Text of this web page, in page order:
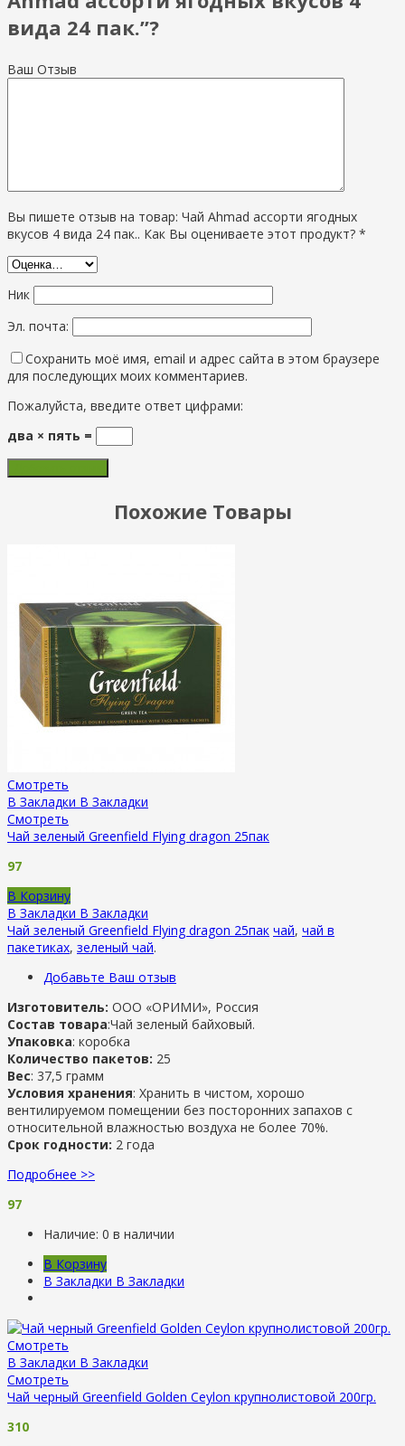
вида 24 пак.”?
Ваш Отзыв
Вы пишете отзыв на товар: Чай Ahmad ассорти ягодных
вкусов 4 вида 24 пак.. Как Вы оцениваете этот продукт? *
Ник
Эл. почта:
Сохранить моё имя, email и адрес сайта в этом браузере
для последующих моих комментариев.
Пожалуйста, введите ответ цифрами:
два × пять =
Похожие Товары
Смотреть
В Закладки В Закладки
Смотреть
Чай зеленый Greenfield Flying dragon 25пак
97
В Корзину
В Закладки В Закладки
Чай зеленый Greenfield Flying dragon 25пак чай, чай в
пакетиках, зеленый чай.
Добавьте Ваш отзыв
Изготовитель: ООО «ОРИМИ», Россия
Состав товара:Чай зеленый байховый.
Упаковка: коробка
Количество пакетов: 25
Вес: 37,5 грамм
Условия хранения: Хранить в чистом, хорошо
вентилируемом помещении без посторонних запахов с
относительной влажностью воздуха не более 70%.
Срок годности: 2 года
Подробнее >>
97
Наличие: 0 в наличии
В Корзину
В Закладки В Закладки
Смотреть
В Закладки В Закладки
Смотреть
Чай черный Greenfield Golden Ceylon крупнолистовой 200гр.
310